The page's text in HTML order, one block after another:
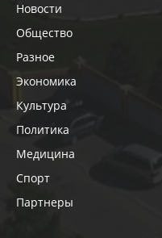
Новости
Общество
Разное
Экономика
Культура
Политика
Медицина
Спорт
Партнеры